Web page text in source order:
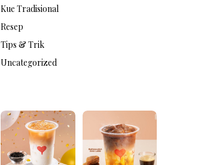
Kue Tradisional
Resep
Tips & Trik
Uncategorized